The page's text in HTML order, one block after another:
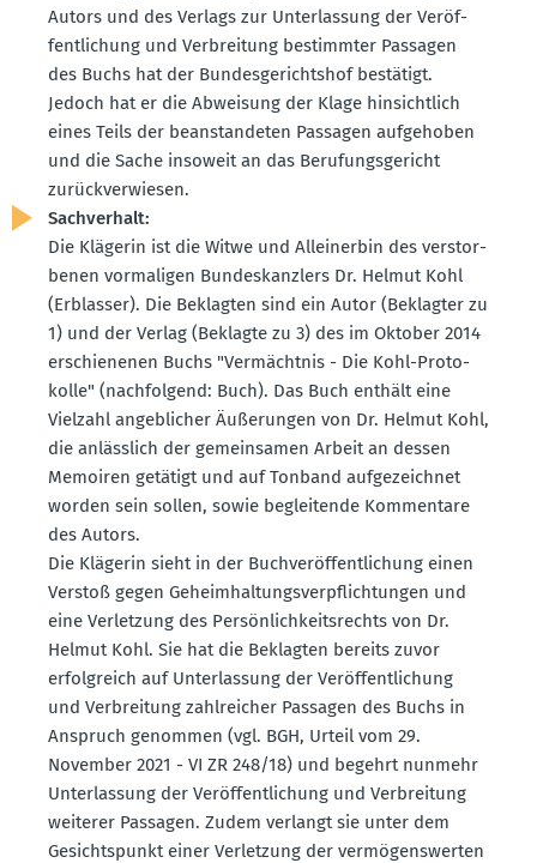
Autors und des Verlags zur Unter­lassung der Veröf­
fent­li­chung und Verbreitung bestimmter Passagen
des Buchs hat der Bundes­ge­richtshof bestätigt.
Jedoch hat er die Abweisung der Klage hinsichtlich
eines Teils der beanstan­deten Passagen aufge­hoben
und die Sache insoweit an das Berufungs­ge­richt
zurück­ver­wiesen.
Sachverhalt:
Die Klägerin ist die Witwe und Allein­erbin des verstor­
benen vorma­ligen Bundes­kanzlers Dr. Helmut Kohl
(Erblasser). Die Beklagten sind ein Autor (Beklagter zu
1) und der Verlag (Beklagte zu 3) des im Oktober 2014
erschie­nenen Buchs "Vermächtnis - Die Kohl-Proto­
kolle" (nachfolgend: Buch). Das Buch enthält eine
Vielzahl angeb­licher Äußerungen von Dr. Helmut Kohl,
die anlässlich der gemein­samen Arbeit an dessen
Memoiren getätigt und auf Tonband aufge­zeichnet
worden sein sollen, sowie beglei­tende Kommentare
des Autors.
Die Klägerin sieht in der Buchver­öf­fent­li­chung einen
Verstoß gegen Geheim­hal­tungs­ver­pflich­tungen und
eine Verletzung des Persön­lich­keits­rechts von Dr.
Helmut Kohl. Sie hat die Beklagten bereits zuvor
erfolg­reich auf Unter­lassung der Veröf­fent­li­chung
und Verbreitung zahlreicher Passagen des Buchs in
Anspruch genommen (vgl. BGH, Urteil vom 29.
November 2021 - VI ZR 248/18) und begehrt nunmehr
Unter­lassung der Veröf­fent­li­chung und Verbreitung
weiterer Passagen. Zudem verlangt sie unter dem
Gesichts­punkt einer Verletzung der vermö­gens­werten